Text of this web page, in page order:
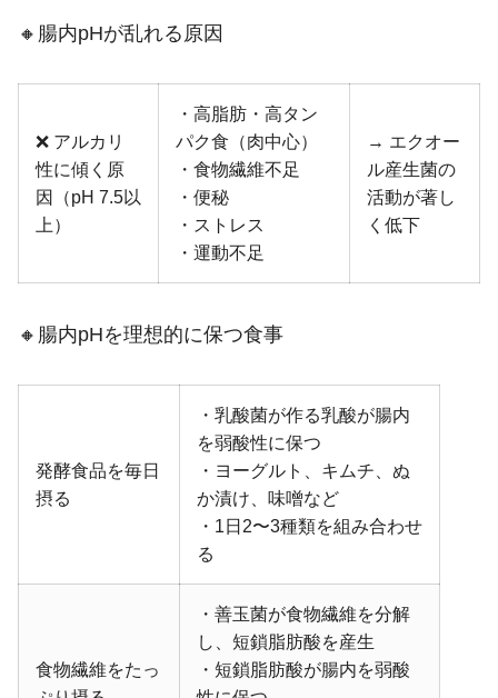
🔸腸内pHが乱れる原因
❌ アルカリ
性に傾く原
因（pH 7.5以
上）
・高脂肪・高タン
パク食（肉中心）
・食物繊維不足
・便秘
・ストレス
・運動不足
→ エクオー
ル産生菌の
活動が著し
く低下
🔸腸内pHを理想的に保つ食事
発酵食品を毎日
摂る
・乳酸菌が作る乳酸が腸内
を弱酸性に保つ
・ヨーグルト、キムチ、ぬ
か漬け、味噌など
・1日2〜3種類を組み合わせ
る
食物繊維をたっ
・善玉菌が食物繊維を分解
し、短鎖脂肪酸を産生
・短鎖脂肪酸が腸内を弱酸